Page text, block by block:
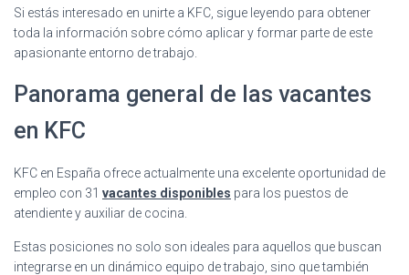
Si estás interesado en unirte a KFC, sigue leyendo para obtener
toda la información sobre cómo aplicar y formar parte de este
apasionante entorno de trabajo.
Panorama general de las vacantes
en KFC
KFC en España ofrece actualmente una excelente oportunidad de
empleo con 31 vacantes disponibles para los puestos de
atendiente y auxiliar de cocina.
Estas posiciones no solo son ideales para aquellos que buscan
integrarse en un dinámico equipo de trabajo, sino que también